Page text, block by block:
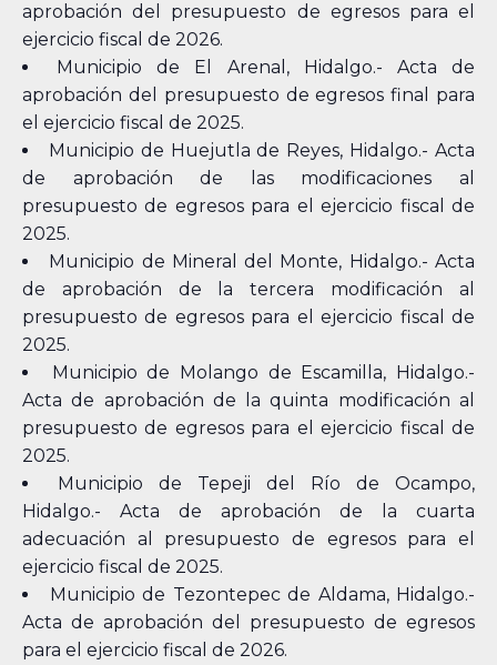
aprobación del presupuesto de egresos para el
ejercicio fiscal de 2026.
Municipio de El Arenal, Hidalgo.- Acta de
aprobación del presupuesto de egresos final para
el ejercicio fiscal de 2025.
Municipio de Huejutla de Reyes, Hidalgo.- Acta
de aprobación de las modificaciones al
presupuesto de egresos para el ejercicio fiscal de
2025.
Municipio de Mineral del Monte, Hidalgo.- Acta
de aprobación de la tercera modificación al
presupuesto de egresos para el ejercicio fiscal de
2025.
Municipio de Molango de Escamilla, Hidalgo.-
Acta de aprobación de la quinta modificación al
presupuesto de egresos para el ejercicio fiscal de
2025.
Municipio de Tepeji del Río de Ocampo,
Hidalgo.- Acta de aprobación de la cuarta
adecuación al presupuesto de egresos para el
ejercicio fiscal de 2025.
Municipio de Tezontepec de Aldama, Hidalgo.-
Acta de aprobación del presupuesto de egresos
para el ejercicio fiscal de 2026.